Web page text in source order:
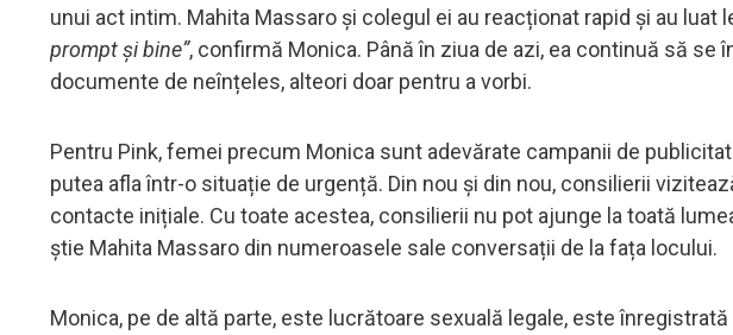
unui act intim. Mahita Massaro și colegul ei au reacționat rapid și au luat
prompt și bine”, confirmă Monica. Până în ziua de azi, ea continuă să se
documente de neînțeles, alteori doar pentru a vorbi.
Pentru Pink, femei precum Monica sunt adevărate campanii de
putea afla într-o situație de urgență. Din nou și din nou, consilierii
contacte inițiale. Cu toate acestea, consilierii nu pot ajunge la toată
știe Mahita Massaro din numeroasele sale conversații de la fața locului.
Monica, pe de altă parte, este lucrătoare sexuală legale, este